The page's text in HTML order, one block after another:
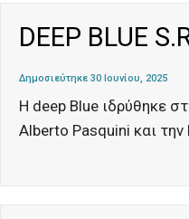
DEEP BLUE
Δημοσιεύτηκε 30 Ιουνίου, 2025
Η deep Blue ιδρύθηκε
Alberto Pasquini και